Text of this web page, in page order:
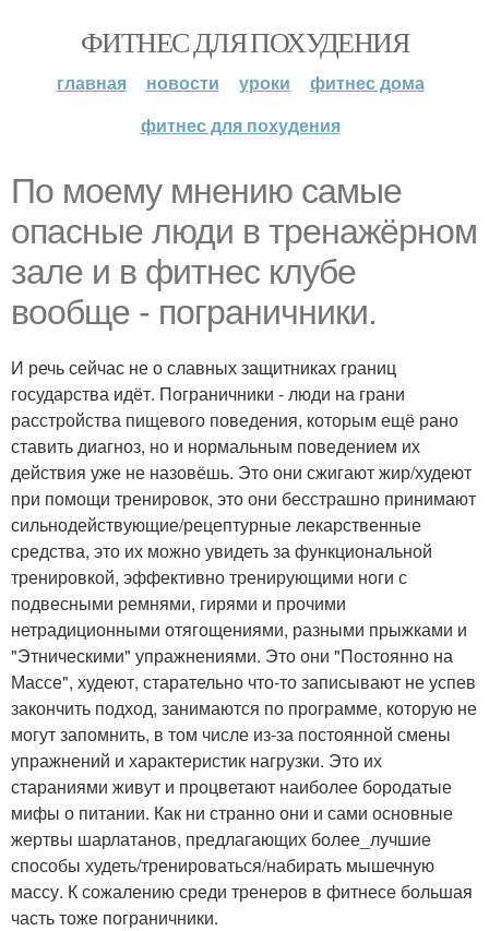
ФИТНЕС ДЛЯ ПОХУДЕНИЯ
главная новости уроки
фитнес дома
фитнес для похудения
По моему мнению самые
опасные люди в тренажёрном
зале и в фитнес клубе
вообще - пограничники.
И речь сейчас не о славных защитниках границ
государства идёт. Пограничники - люди на грани
расстройства пищевого поведения, которым ещё рано
ставить диагноз, но и нормальным поведением их
действия уже не назовёшь. Это они сжигают жир/худеют
при помощи тренировок, это они бесстрашно принимают
сильнодействующие/рецептурные лекарственные
средства, это их можно увидеть за функциональной
тренировкой, эффективно тренирующими ноги с
подвесными ремнями, гирями и прочими
нетрадиционными отягощениями, разными прыжками и
"Этническими" упражнениями. Это они "Постоянно на
Массе", худеют, старательно что-то записывают не успев
закончить подход, занимаются по программе, которую не
могут запомнить, в том числе из-за постоянной смены
упражнений и характеристик нагрузки. Это их
стараниями живут и процветают наиболее бородатые
мифы о питании. Как ни странно они и сами основные
жертвы шарлатанов, предлагающих более_лучшие
способы худеть/тренироваться/набирать мышечную
массу. К сожалению среди тренеров в фитнесе большая
часть тоже пограничники.